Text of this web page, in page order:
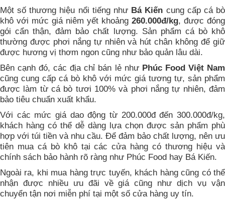
Một số thương hiệu nổi tiếng như Bá Kiến cung cấp cá bò
khô với mức giá niêm yết khoảng 260.000đ/kg, được đóng
gói cẩn thận, đảm bảo chất lượng. Sản phẩm cá bò khô
thường được phơi nắng tự nhiên và hút chân không để giữ
được hương vị thơm ngon cũng như bảo quản lâu dài.
Bên cạnh đó, các địa chỉ bán lẻ như Phúc Food Việt Nam
cũng cung cấp cá bò khô với mức giá tương tự, sản phẩm
được làm từ cá bò tươi 100% và phơi nắng tự nhiên, đảm
bảo tiêu chuẩn xuất khẩu.
Với các mức giá dao động từ 200.000đ đến 300.000đ/kg,
khách hàng có thể dễ dàng lựa chọn được sản phẩm phù
hợp với túi tiền và nhu cầu. Để đảm bảo chất lượng, nên ưu
tiên mua cá bò khô tại các cửa hàng có thương hiệu và
chính sách bảo hành rõ ràng như Phúc Food hay Bá Kiến.
Ngoài ra, khi mua hàng trực tuyến, khách hàng cũng có thể
nhận được nhiều ưu đãi về giá cũng như dịch vụ vận
chuyển tận nơi miễn phí tại một số cửa hàng uy tín.